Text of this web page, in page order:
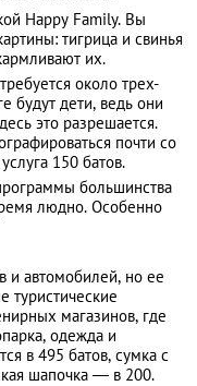
Happy Family. Вы
тигрица и свинья
их.
около трех-
будут дети, ведь они
это разрешается.
почти со
150 батов.
большинства
людно. Особенно
и автомобилей, но ее
туристические
магазинов, где
одежда и
в 495 батов, сумка с
шапочка — в 200.